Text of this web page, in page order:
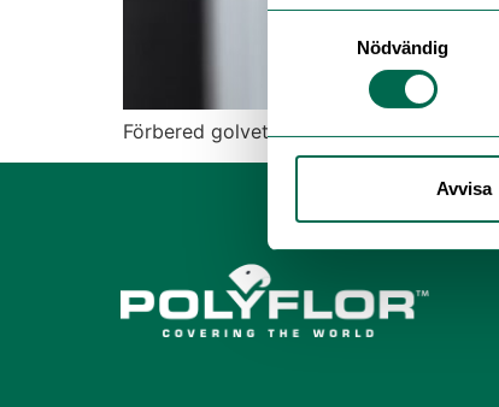
Nödvändig
Avvisa
Förbered golvet för återbruk! Med